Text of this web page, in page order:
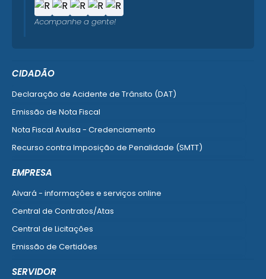
CIDADÃO
Declaração de Acidente de Trânsito (DAT)
Emissão de Nota Fiscal
Nota Fiscal Avulsa - Credenciamento
Recurso contra Imposição de Penalidade (SMTT)
EMPRESA
Alvará - informações e serviços online
Central de Contratos/Atas
Central de Licitações
Emissão de Certidões
SERVIDOR
Acompanhe a gente!